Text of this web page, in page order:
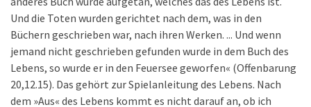
Und die Toten wurden gerichtet nach dem, was in den
Büchern geschrieben war, nach ihren Werken. ... Und wenn
jemand nicht geschrieben gefunden wurde in dem Buch des
Lebens, so wurde er in den Feuersee geworfen« (Offenbarung
20,12.15). Das gehört zur Spielanleitung des Lebens. Nach
dem »Aus« des Lebens kommt es nicht darauf an, ob ich